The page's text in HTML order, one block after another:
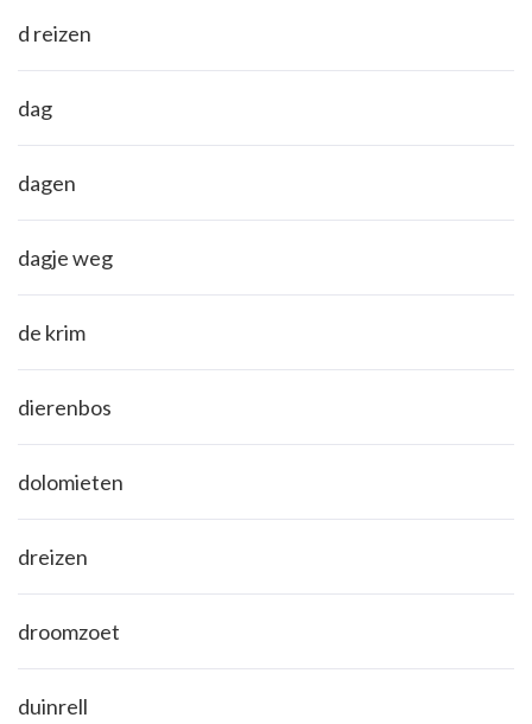
d reizen
dag
dagen
dagje weg
de krim
dierenbos
dolomieten
dreizen
droomzoet
duinrell